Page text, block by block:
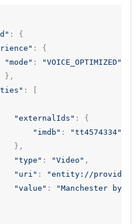
:
{
:
{
"mode" : "VOICE_OPTIMIZED"
},
:
"externalIds" :
{
"imdb" :
"tt4574334"
},
"type" : "Video" ,
"uri" :
"entity://provider/
"value" :
"Manchester by